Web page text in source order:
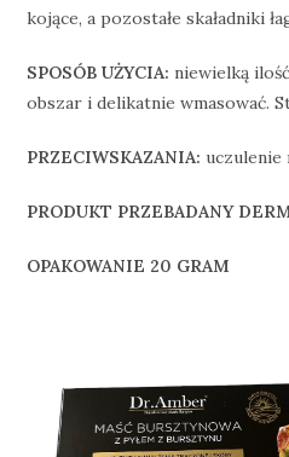
kojące, a pozostałe skaładniki
SPOSÓB UŻYCIA: niewielką
obszar i delikatnie wmasować.
PRZECIWSKAZANIA: uczulenie
PRODUKT PRZEBADANY
OPAKOWANIE 20 GRAM